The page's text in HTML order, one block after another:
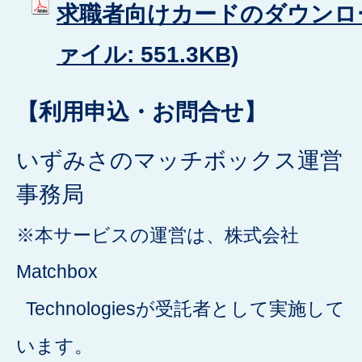
求職者向けカードのダウン
ァイル: 551.3KB)
【利用申込・お問合せ】
いずみさのマッチボックス運営
事務局
※本サービスの運営は、株式会社
Matchbox
Technologiesが受託者として実施して
います。